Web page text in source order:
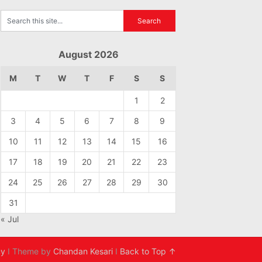
August 2026
M T W T F S S
1 2
3 4 5 6 7 8 9
10 11 12 13 14 15 16
17 18 19 20 21 22 23
24 25 26 27 28 29 30
31
« Jul
I Theme by Chandan Kesari I Back to Top ↑